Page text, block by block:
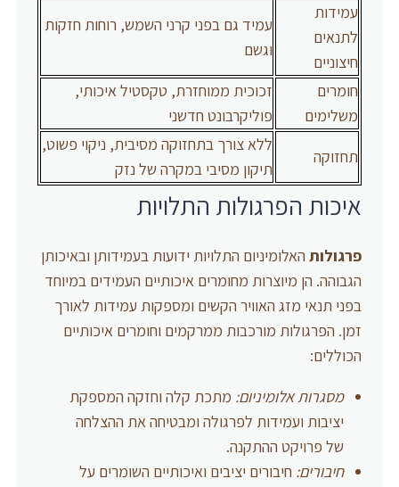
עמידות
לתנאים
חיצוניים
עמיד גם בפני קרני השמש, רוחות חזקות
וגשם
חומרים
משלימים
זכוכית ממוחזרת, טקסטיל איכותי,
פוליקרבונט חדשני
תחזוקה
ללא צורך בתחזוקה מסיבית, ניקוי פשוט,
תיקון מסיבי במקרה של נזק
איכות הפרגולות התלויות
פרגולותהאלומיניום התלויות ידועות בעמידותן ובאיכותן
הגבוהה. הן מיוצרות מחומרים איכותיים העמידים במיוחד
בפני תנאי מזג האוויר הקשים ומספקות עמידות לאורך
זמן. הפרגולות מורכבות ממרקמים וחומרים איכותיים
הכוללים:
מסגרות אלומיניום: מתכת קלה וחזקה המספקת
יציבות ועמידות לפרגולה ומבטיחה את ההצלחה
של פרויקט ההתקנה.
חיבורים: חיבורים יציבים ואיכותיים השומרים על